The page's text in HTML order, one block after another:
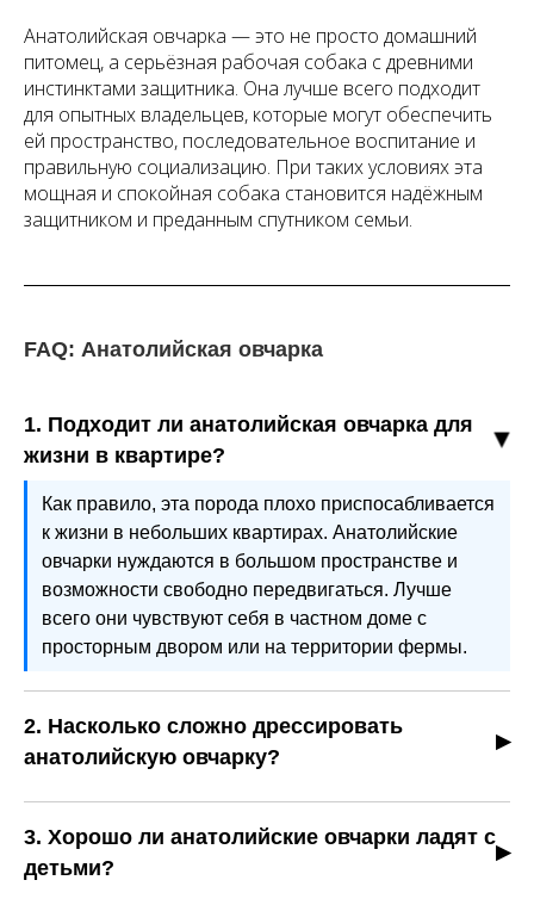
Анатолийская овчарка — это не просто домашний
питомец, а серьёзная рабочая собака с древними
инстинктами защитника. Она лучше всего подходит
для опытных владельцев, которые могут обеспечить
ей пространство, последовательное воспитание и
правильную социализацию. При таких условиях эта
мощная и спокойная собака становится надёжным
защитником и преданным спутником семьи.
FAQ: Анатолийская овчарка
1. Подходит ли анатолийская овчарка для
жизни в квартире?
Как правило, эта порода плохо приспосабливается
к жизни в небольших квартирах. Анатолийские
овчарки нуждаются в большом пространстве и
возможности свободно передвигаться. Лучше
всего они чувствуют себя в частном доме с
просторным двором или на территории фермы.
2. Насколько сложно дрессировать
анатолийскую овчарку?
собаки этой породы отличаются
самостоятельностью и склонностью принимать
решения без команды человека. Для успешного
3. Хорошо ли анатолийские овчарки ладят с
детьми?